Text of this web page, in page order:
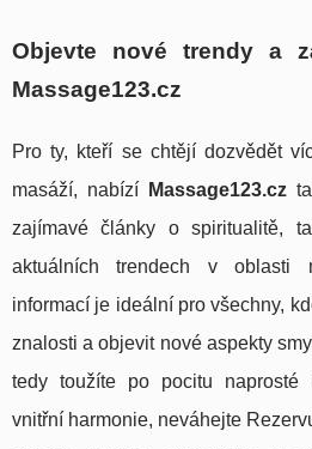
Objevte nové trendy a
Massage123.cz
Pro ty, kteří se chtějí dozvědět
masáží, nabízí
Massage123.cz
zajímavé články o spiritualitě,
aktuálních trendech v oblasti
informací je ideální pro všechny,
znalosti a objevit nové aspekty
tedy toužíte po pocitu naprosté
vnitřní harmonie, neváhejte